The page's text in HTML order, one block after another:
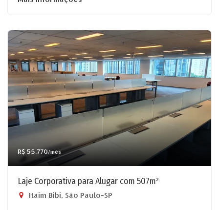
R$ 55.770/mês
Laje Corporativa para Alugar com 507m²
Itaim Bibi, São Paulo-SP